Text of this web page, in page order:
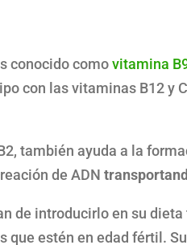
conocido comovitamina
con las vitaminas B12 y
también ayuda a la
de ADN
de introducirlo en su
que estén en edad fértil.